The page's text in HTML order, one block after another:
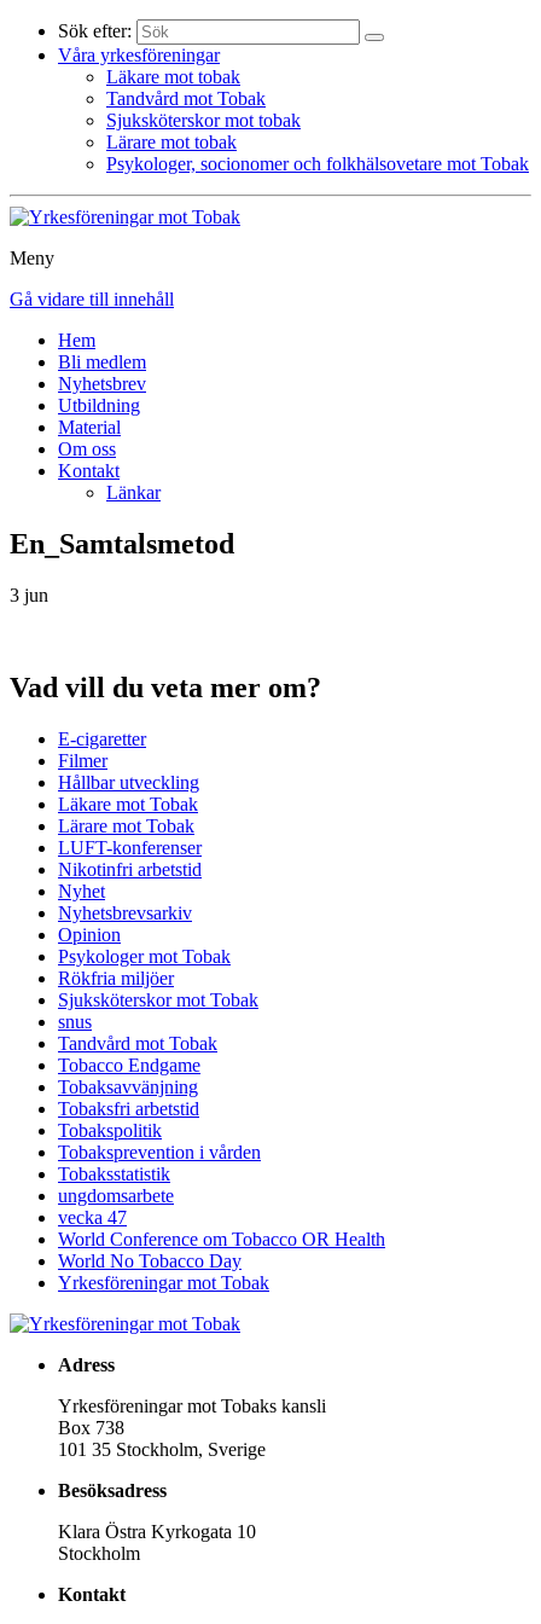
Sök efter:
Våra yrkesföreningar
Läkare mot tobak
Tandvård mot Tobak
Sjuksköterskor mot tobak
Lärare mot tobak
Psykologer, socionomer och folkhälsovetare mot Tobak
Meny
Gå vidare till innehåll
Hem
Bli medlem
Nyhetsbrev
Utbildning
Material
Om oss
Kontakt
Länkar
En_Samtalsmetod
3 jun
Vad vill du veta mer om?
E-cigaretter
Filmer
Hållbar utveckling
Läkare mot Tobak
Lärare mot Tobak
LUFT-konferenser
Nikotinfri arbetstid
Nyhet
Nyhetsbrevsarkiv
Opinion
Psykologer mot Tobak
Rökfria miljöer
Sjuksköterskor mot Tobak
snus
Tandvård mot Tobak
Tobacco Endgame
Tobaksavvänjning
Tobaksfri arbetstid
Tobakspolitik
Tobaksprevention i vården
Tobaksstatistik
ungdomsarbete
vecka 47
World Conference om Tobacco OR Health
World No Tobacco Day
Yrkesföreningar mot Tobak
Adress
Yrkesföreningar mot Tobaks kansli
Box 738
101 35 Stockholm, Sverige
Besöksadress
Klara Östra Kyrkogata 10
Stockholm
Kontakt